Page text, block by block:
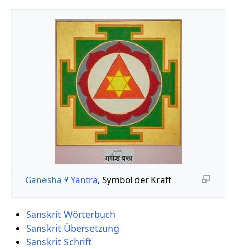
Ganesha Yantra, Symbol der Kraft
Sanskrit Wörterbuch
Sanskrit Übersetzung
Sanskrit Schrift